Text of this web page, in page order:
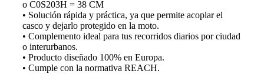
o C0S203H = 38 CM
• Solución rápida y práctica, ya que permite acoplar el
casco y dejarlo protegido en la moto.
• Complemento ideal para tus recorridos diarios por ciudad
o interurbanos.
• Producto diseñado 100% en Europa.
• Cumple con la normativa REACH.